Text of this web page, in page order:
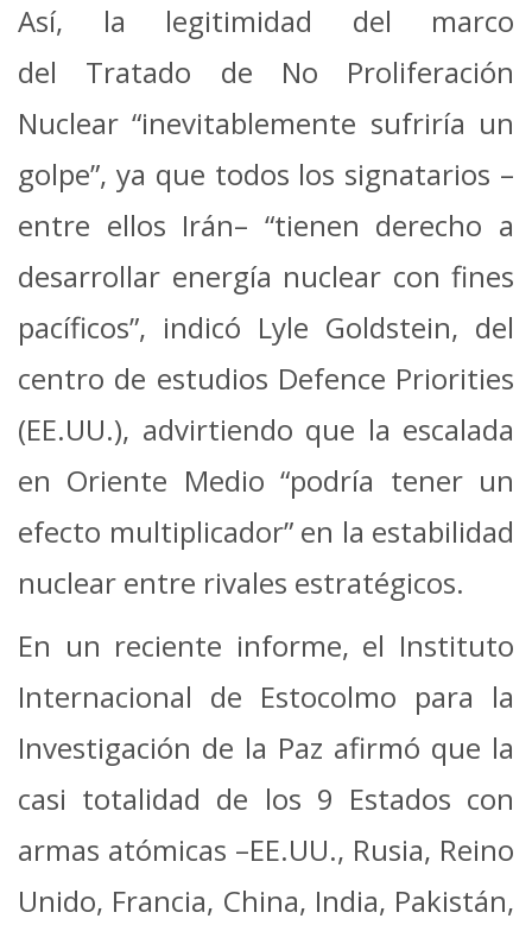
Así, la legitimidad del marco
del Tratado de No Proliferación
Nuclear “inevitablemente sufriría un
golpe”, ya que todos los signatarios –
entre ellos Irán– “tienen derecho a
desarrollar energía nuclear con fines
pacíficos”, indicó Lyle Goldstein, del
centro de estudios Defence Priorities
(EE.UU.), advirtiendo que la escalada
en Oriente Medio “podría tener un
efecto multiplicador” en la estabilidad
nuclear entre rivales estratégicos.
En un reciente informe, el Instituto
Internacional de Estocolmo para la
Investigación de la Paz afirmó que la
casi totalidad de los 9 Estados con
armas atómicas –EE.UU., Rusia, Reino
Unido, Francia, China, India, Pakistán,